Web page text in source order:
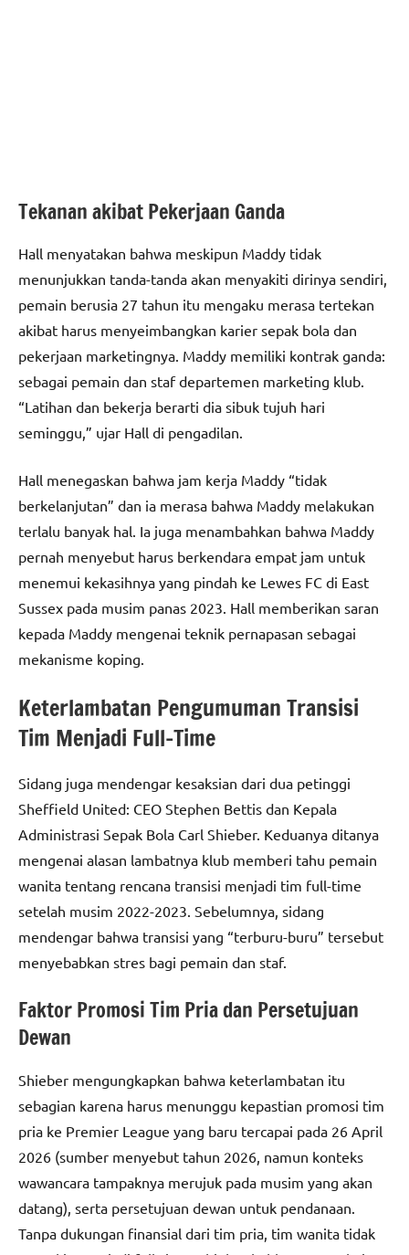
Tekanan akibat Pekerjaan Ganda
Hall menyatakan bahwa meskipun Maddy tidak
menunjukkan tanda-tanda akan menyakiti dirinya sendiri,
pemain berusia 27 tahun itu mengaku merasa tertekan
akibat harus menyeimbangkan karier sepak bola dan
pekerjaan marketingnya. Maddy memiliki kontrak ganda:
sebagai pemain dan staf departemen marketing klub.
“Latihan dan bekerja berarti dia sibuk tujuh hari
seminggu,” ujar Hall di pengadilan.
Hall menegaskan bahwa jam kerja Maddy “tidak
berkelanjutan” dan ia merasa bahwa Maddy melakukan
terlalu banyak hal. Ia juga menambahkan bahwa Maddy
pernah menyebut harus berkendara empat jam untuk
menemui kekasihnya yang pindah ke Lewes FC di East
Sussex pada musim panas 2023. Hall memberikan saran
kepada Maddy mengenai teknik pernapasan sebagai
mekanisme koping.
Keterlambatan Pengumuman Transisi
Tim Menjadi Full-Time
Sidang juga mendengar kesaksian dari dua petinggi
Sheffield United: CEO Stephen Bettis dan Kepala
Administrasi Sepak Bola Carl Shieber. Keduanya ditanya
mengenai alasan lambatnya klub memberi tahu pemain
wanita tentang rencana transisi menjadi tim full-time
setelah musim 2022-2023. Sebelumnya, sidang
mendengar bahwa transisi yang “terburu-buru” tersebut
menyebabkan stres bagi pemain dan staf.
Faktor Promosi Tim Pria dan Persetujuan
Dewan
Shieber mengungkapkan bahwa keterlambatan itu
sebagian karena harus menunggu kepastian promosi tim
pria ke Premier League yang baru tercapai pada 26 April
2026 (sumber menyebut tahun 2026, namun konteks
wawancara tampaknya merujuk pada musim yang akan
datang), serta persetujuan dewan untuk pendanaan.
Tanpa dukungan finansial dari tim pria, tim wanita tidak